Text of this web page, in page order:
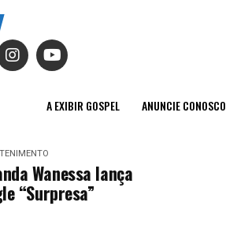
GOSPEL
A EXIBIR GOSPEL ANUNCIE CONOSCO
Wanessa lança
“Surpresa”